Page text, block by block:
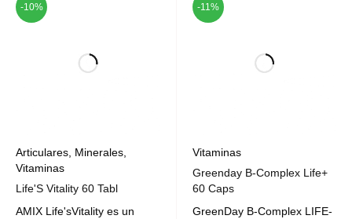
-10%
Articulares, Minerales,
Vitaminas
Life'S Vitality 60 Tabl
AMIX Life'sVitality es un
-11%
Vitaminas
Greenday B-Complex Life+
60 Caps
GreenDay B-Complex LIFE-